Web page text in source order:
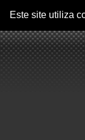
Este site utiliza